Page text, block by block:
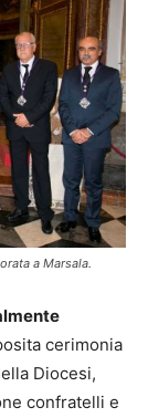
a Marsala.
cerimonia
Diocesi,
confratelli e